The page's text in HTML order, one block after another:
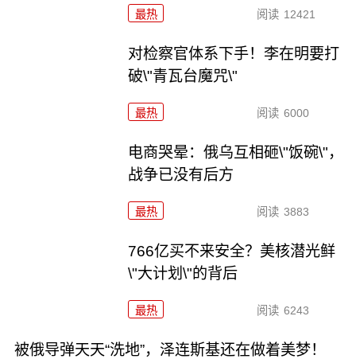
最热 阅读 12421
对检察官体系下手！李在明要打
破\"青瓦台魔咒\"
最热 阅读 6000
电商哭晕：俄乌互相砸\"饭碗\"，
战争已没有后方
最热 阅读 3883
766亿买不来安全？美核潜光鲜
\"大计划\"的背后
最热 阅读 6243
被俄导弹天天“洗地”，泽连斯基还在做着美梦！